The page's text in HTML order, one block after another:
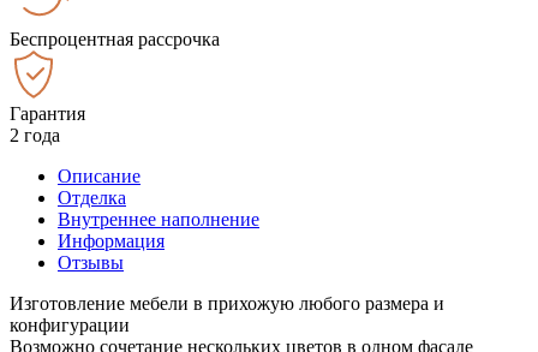
Беспроцентная рассрочка
Гарантия
2 года
Описание
Отделка
Внутреннее наполнение
Информация
Отзывы
Изготовление мебели в прихожую любого размера и
конфигурации
Возможно сочетание нескольких цветов в одном фасаде